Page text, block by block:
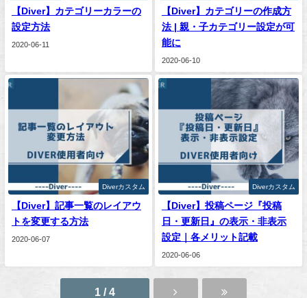
【Diver】カテゴリーカラーの
設定方法
2020-06-11
【Diver】カテゴリーの作成方
法 | 親・子カテゴリー設定が可
能に
2020-06-10
Diverカスタム
【Diver】記事一覧のレイアウ
トを変更する方法
2020-06-07
Diverカスタム
【Diver】投稿ページ『投稿
日・更新日』の表示・非表示
設定｜各メリット記載
2020-06-06
1 / 4